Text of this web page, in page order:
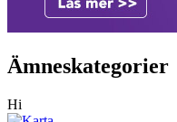
Ämneskategorier
Hi